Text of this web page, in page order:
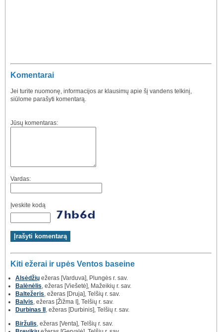
Komentarai
Jei turite nuomonę, informacijos ar klausimų apie šį vandens telkinį,
siūlome parašyti komentarą.
Jūsų komentaras:
Vardas:
Įveskite kodą
Kiti ežerai ir upės Ventos baseine
Alsėdžių ežeras [Varduva], Plungės r. sav.
Balėnėlis, ežeras [Viešetė], Mažeikių r. sav.
Baltežeris, ežeras [Druja], Telšių r. sav.
Balvis, ežeras [Žižma I], Telšių r. sav.
Durbinas II, ežeras [Durbinis], Telšių r. sav.
Biržulis, ežeras [Venta], Telšių r. sav.